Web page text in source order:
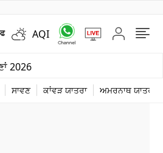
AQI
2026
ਸਾਵਣ ਕਾਂਵੜ ਯਾਤਰਾ ਅਮਰਨਾਥ ਯਾਤਰਾ
ਦੁਨੀਆ